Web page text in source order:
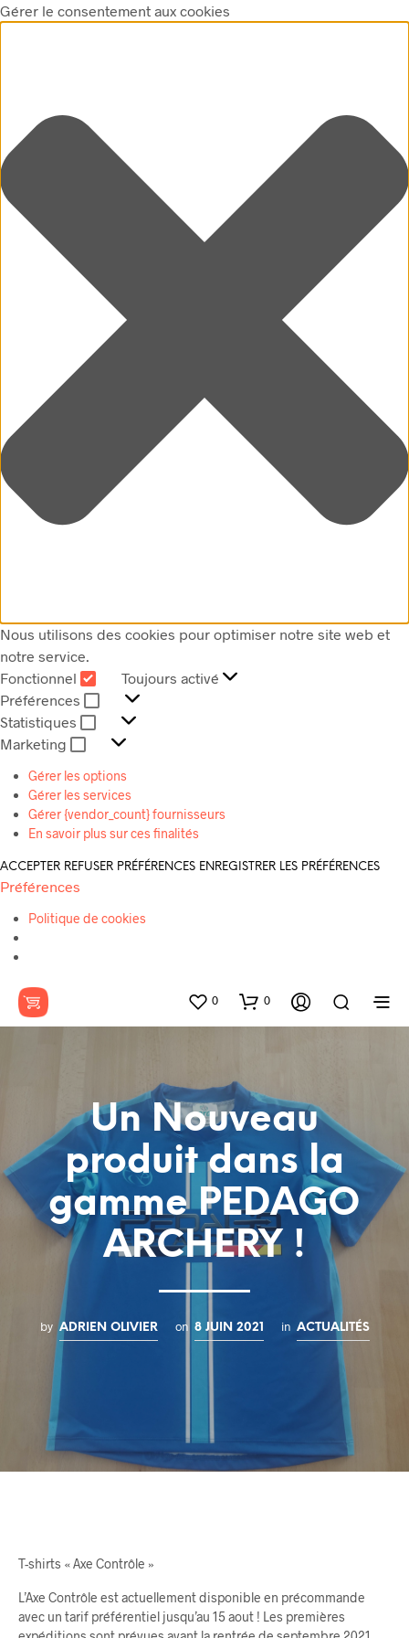
Gérer le consentement aux cookies
Nous utilisons des cookies pour optimiser notre site web et
notre service.
Fonctionnel
FONCTIONNEL
Toujours activé
Préférences
PRÉFÉRENCES
Statistiques
STATISTIQUES
Marketing
Gérer les options
Gérer les services
Gérer {vendor_count} fournisseurs
En savoir plus sur ces finalités
ACCEPTER REFUSER PRÉFÉRENCES ENREGISTRER LES PRÉFÉRENCES
Préférences
Politique de cookies
0 0
Un Nouveau
produit dans la
gamme PEDAGO
ARCHERY !
by ADRIEN OLIVIER on 8 JUIN 2021 in ACTUALITÉS
T-shirts « Axe Contrôle »
L’Axe Contrôle est actuellement disponible en précommande
avec un tarif préférentiel jusqu’au 15 aout ! Les premières